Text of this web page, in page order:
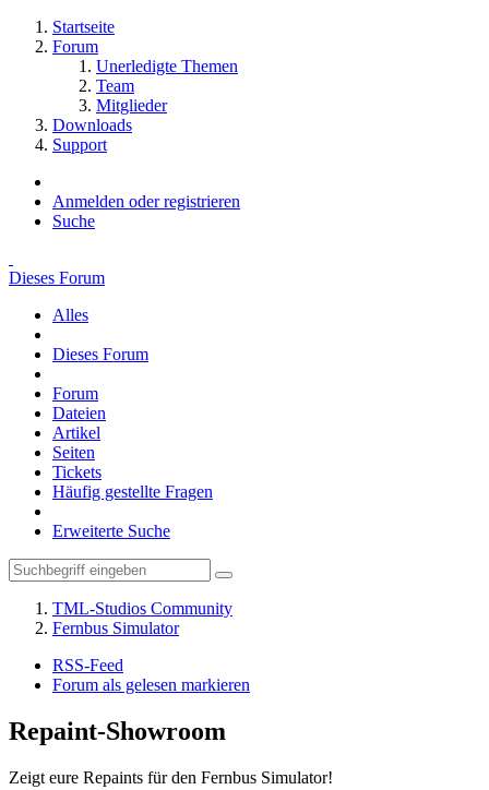
Startseite
Forum
Unerledigte Themen
Team
Mitglieder
Downloads
Support
Anmelden oder registrieren
Suche
Dieses Forum
Alles
Dieses Forum
Forum
Dateien
Artikel
Seiten
Tickets
Häufig gestellte Fragen
Erweiterte Suche
TML-Studios Community
Fernbus Simulator
RSS-Feed
Forum als gelesen markieren
Repaint-Showroom
Zeigt eure Repaints für den Fernbus Simulator!